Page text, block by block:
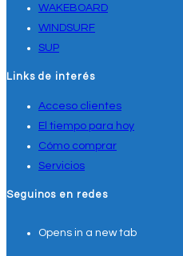
WAKEBOARD
WINDSURF
SUP
Links de interés
Acceso clientes
El tiempo para hoy
Cómo comprar
Servicios
Seguinos en redes
Opens in a new tab